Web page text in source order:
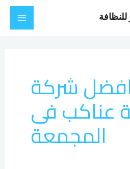
Main
شركة
عناكب فى
المجمعة